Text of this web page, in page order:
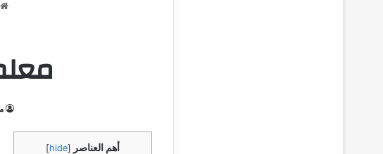
أهم العناصر [
hide
]